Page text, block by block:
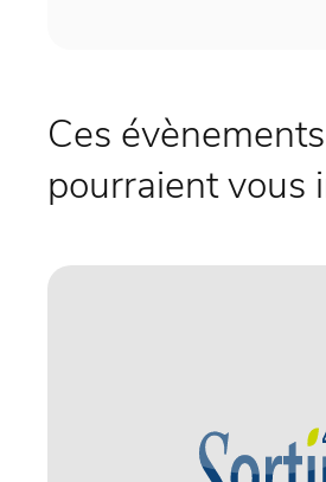
Ces évènements
pourraient vous